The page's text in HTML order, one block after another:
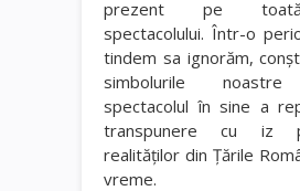
prezent pe
spectacolului. Într-o
tindem sa ignorăm,
simbolurile noastre
spectacolul în sine a
transpunere cu iz
realităţilor din Ţările
vreme.